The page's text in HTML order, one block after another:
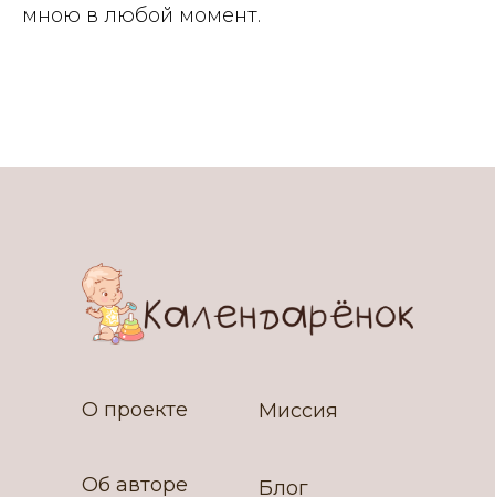
мною в любой момент.
Миссия
О проекте
Блог
Об авторе